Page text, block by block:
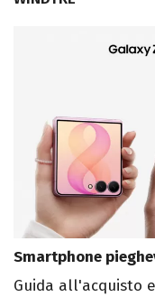
Smartphone
Guida all'acquisto